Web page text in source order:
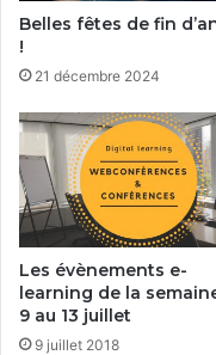
Belles fêtes de fin
!
21 décembre 2024
Les évènements e-
learning de la
9 au 13 juillet
9 juillet 2018